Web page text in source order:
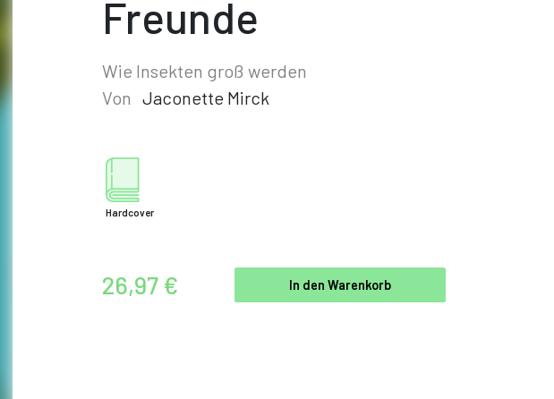
Freunde
Wie Insekten groß werden
Von Jaconette Mirck
Hardcover
26,97 € In den Warenkorb